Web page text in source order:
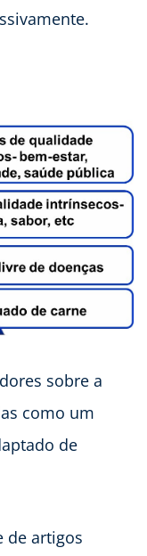
sobre a
como um
de
de artigos